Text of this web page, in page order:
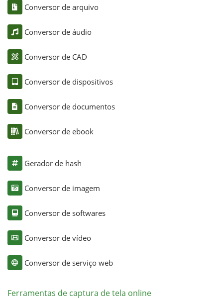
Conversor de arquivo
Conversor de áudio
Conversor de CAD
Conversor de dispositivos
Conversor de documentos
Conversor de ebook
Gerador de hash
Conversor de imagem
Conversor de softwares
Conversor de vídeo
Conversor de serviço web
Ferramentas de captura de tela online